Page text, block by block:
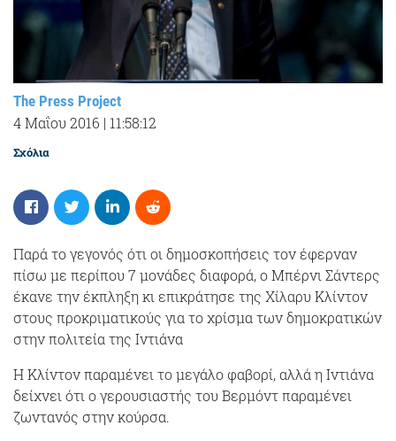
The Press Project
4 Μαΐου 2016 | 11:58:12
Σχόλια
Παρά το γεγονός ότι οι δημοσκοπήσεις τον έφερναν
πίσω με περίπου 7 μονάδες διαφορά, ο Μπέρνι Σάντερς
έκανε την έκπληξη κι επικράτησε της Χίλαρυ Κλίντον
στους προκριματικούς για το χρίσμα των δημοκρατικών
στην πολιτεία της Ιντιάνα
Η Κλίντον παραμένει το μεγάλο φαβορί, αλλά η Ιντιάνα
δείχνει ότι ο γερουσιαστής του Βερμόντ παραμένει
ζωντανός στην κούρσα.